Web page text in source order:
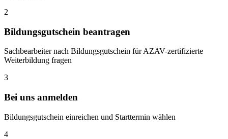
2
Bildungsgutschein beantragen
Sachbearbeiter nach Bildungsgutschein für AZAV-zertifizierte
Weiterbildung fragen
3
Bei uns anmelden
Bildungsgutschein einreichen und Starttermin wählen
4